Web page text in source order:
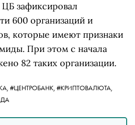
ЦБ зафиксировал
600 организаций и
которые имеют признаки
При этом с начала
82 таких организации.
#ЦЕНТРОБАНК, #КРИПТОВАЛЮТА,